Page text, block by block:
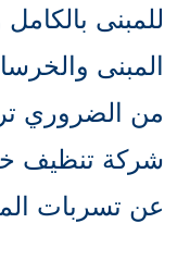
للمبنى
المبنى
من الضروري
شركة تنظيف
عن تسربات